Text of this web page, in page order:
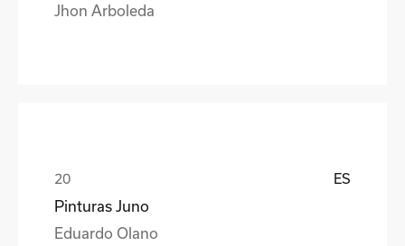
Jhon Arboleda
ES
Pinturas Juno
Eduardo Olano